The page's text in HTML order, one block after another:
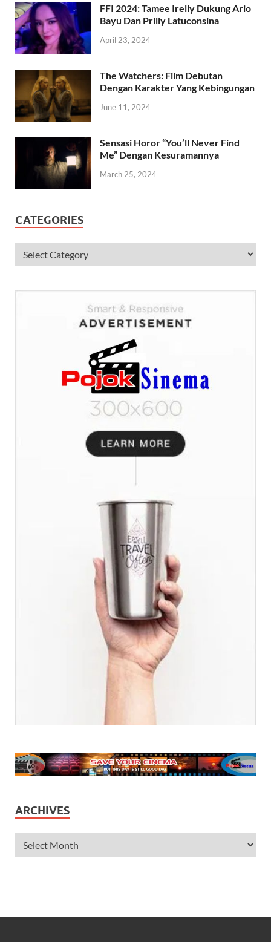
FFI 2024: Tamee Irelly Dukung Ario
Bayu Dan Prilly Latuconsina
April 23, 2024
The Watchers: Film Debutan
Dengan Karakter Yang Kebingungan
June 11, 2024
Sensasi Horor “You’ll Never Find
Me” Dengan Kesuramannya
March 25, 2024
CATEGORIES
ARCHIVES